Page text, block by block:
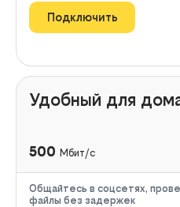
Подключить
Удобный для
500 Мбит/с
Общайтесь в соцсетях,
файлы без задержек